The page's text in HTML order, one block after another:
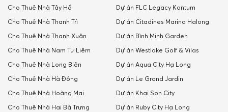
Cho Thuê Nhà Tây Hồ
Cho Thuê Nhà Thanh Trì
Cho Thuê Nhà Thanh Xuân
Cho Thuê Nhà Nam Tư Liêm
Cho Thuê Nhà Long Biên
Cho Thuê Nhà Hà Đông
Cho Thuê Nhà Hoàng Mai
Cho Thuê Nhà Hai Bà Trưng
Dự án FLC Legacy Kontum
Dự án Citadines Marina Halong
Dự án Bình Minh Garden
Dự án Westlake Golf & Vilas
Dự án Aqua City Hạ Long
Dự án Le Grand Jardin
Dự án Khai Sơn City
Dự án Ruby City Hạ Long